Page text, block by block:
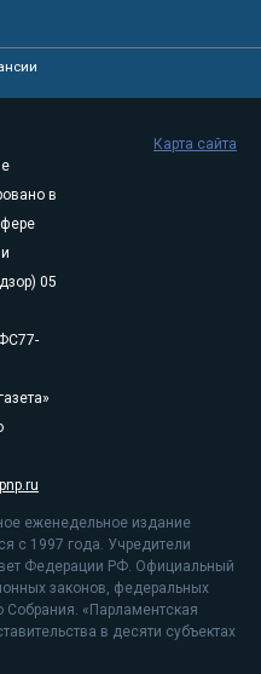
в
05
еженедельное издание
с 1997 года. Учредители
Федерации РФ. Официальный
законов, федеральных
Собрания. «Парламентская
в десяти субъектах
Карта сайта